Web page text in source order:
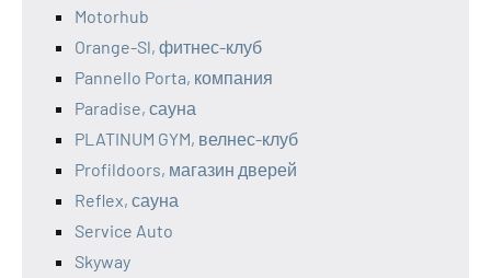
Motorhub
Orange-Sl, фитнес-клуб
Pannello Porta, компания
Paradise, сауна
PLATINUM GYM, велнес-клуб
Profildoors, магазин дверей
Reflex, сауна
Service Auto
Skyway